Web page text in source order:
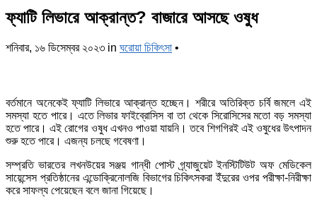
ফ্যাটি লিভারে আক্রান্ত? বাজারে আসছে ওষুধ
শনিবার, ১৬ ডিসেম্বর ২০২৩ in ঘরোয়া চিকিৎসা •
বর্তমানে অনেকেই ফ্যাটি লিভারে আক্রান্ত হচ্ছেন। শরীরে অতিরিক্ত চর্বি জমলে এই
সমস্যা হতে পারে। এতে লিভার ফাইব্রোসিস বা তা থেকে সিরোসিসের মতো বড় সমস্যা
হতে পারে। এই রোগের ওষুধ এখনও পাওয়া যায়নি। তবে শিগগিরই এই ওষুধের উৎপাদন
শুরু হতে পারে। এজন্য চলছে গবেষণা।
সম্প্রতি ভারতের লখনউয়ের সঞ্জয় গান্ধী পোস্ট গ্র্যাজুয়েট ইনস্টিটিউট অফ মেডিকেল
সায়েন্সেস প্রতিষ্ঠানের এন্ডোক্রিনোলজি বিভাগের চিকিৎসকরা ইঁদুরের ওপর পরীক্ষা-নিরীক্ষা
করে সাফল্য পেয়েছেন বলে জানা গিয়েছে।